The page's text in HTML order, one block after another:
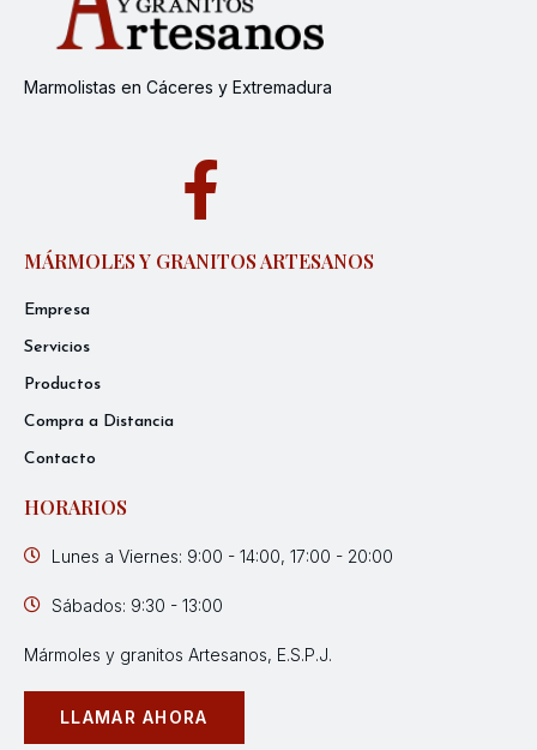
Marmolistas en Cáceres y Extremadura
MÁRMOLES Y GRANITOS ARTESANOS
Empresa
Servicios
Productos
Compra a Distancia
Contacto
HORARIOS
Lunes a Viernes: 9:00 - 14:00, 17:00 - 20:00
Sábados: 9:30 - 13:00
Mármoles y granitos Artesanos, E.S.P.J.
LLAMAR AHORA